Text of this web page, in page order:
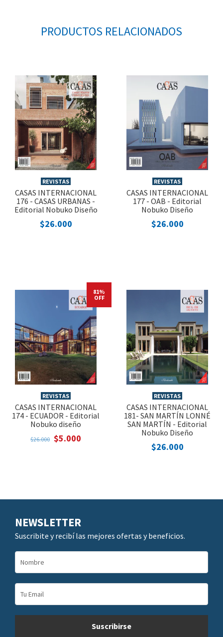
PRODUCTOS RELACIONADOS
REVISTAS
CASAS INTERNACIONAL
176 - CASAS URBANAS -
Editorial Nobuko Diseño
$26.000
REVISTAS
CASAS INTERNACIONAL
177 - OAB - Editorial
Nobuko Diseño
$26.000
81%
OFF
REVISTAS
CASAS INTERNACIONAL
174 - ECUADOR - Editorial
Nobuko diseño
$26.000 $5.000
REVISTAS
CASAS INTERNACIONAL
181- SAN MARTÍN LONNÉ
SAN MARTÍN - Editorial
Nobuko Diseño
$26.000
NEWSLETTER
Suscribite y recibí las mejores ofertas y beneficios.